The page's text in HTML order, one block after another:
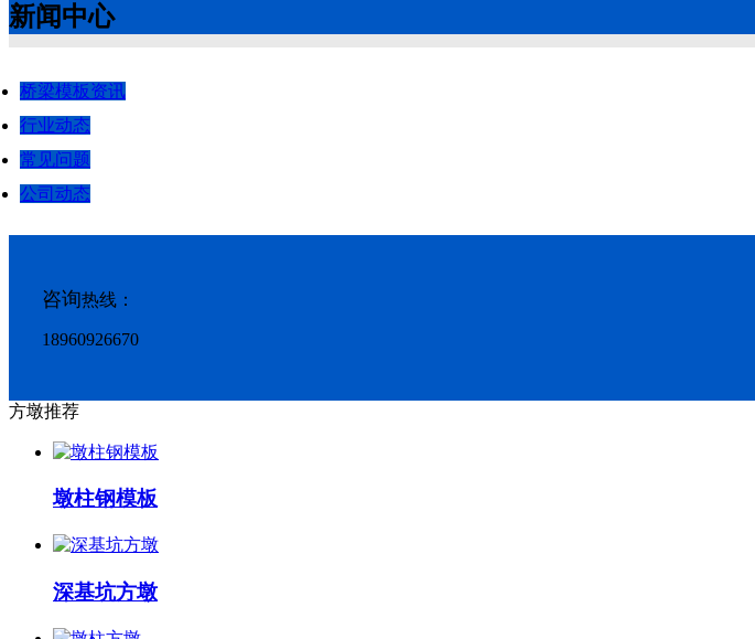
新闻中心
桥梁模板资讯
行业动态
常见问题
公司动态
咨询热线：
18960926670
方墩推荐
墩柱钢模板
深基坑方墩